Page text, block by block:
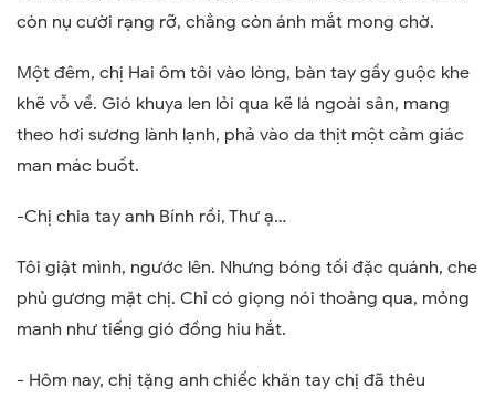
còn nụ cười rạng rỡ, chẳng còn ánh mắt mong chờ.
Một đêm, chị Hai ôm tôi vào lòng, bàn tay gầy guộc khe
khẽ vỗ về. Gió khuya len lỏi qua kẽ lá ngoài sân, mang
theo hơi sương lành lạnh, phả vào da thịt một cảm giác
man mác buốt.
-Chị chia tay anh Bính rồi, Thư ạ…
Tôi giật mình, ngước lên. Nhưng bóng tối đặc quánh, che
phủ gương mặt chị. Chỉ có giọng nói thoảng qua, mỏng
manh như tiếng gió đồng hiu hắt.
- Hôm nay, chị tặng anh chiếc khăn tay chị đã thêu